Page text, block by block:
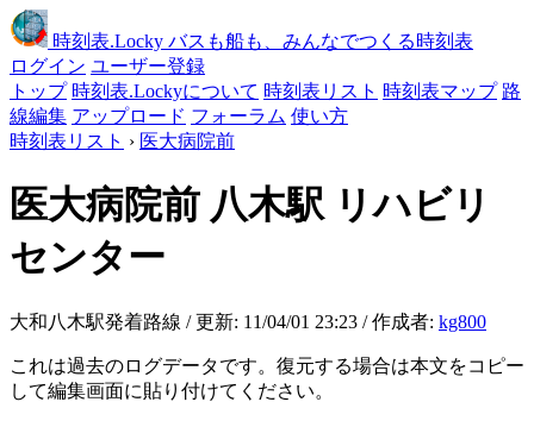
時刻表.Locky バスも船も、みんなでつくる時刻表
ログイン ユーザー登録
トップ 時刻表.Lockyについて 時刻表リスト 時刻表マップ 路
線編集 アップロード フォーラム 使い方
時刻表リスト › 医大病院前
医大病院前 八木駅 リハビリ
センター
大和八木駅発着路線 / 更新: 11/04/01 23:23 / 作成者: kg800
これは過去のログデータです。復元する場合は本文をコピー
して編集画面に貼り付けてください。